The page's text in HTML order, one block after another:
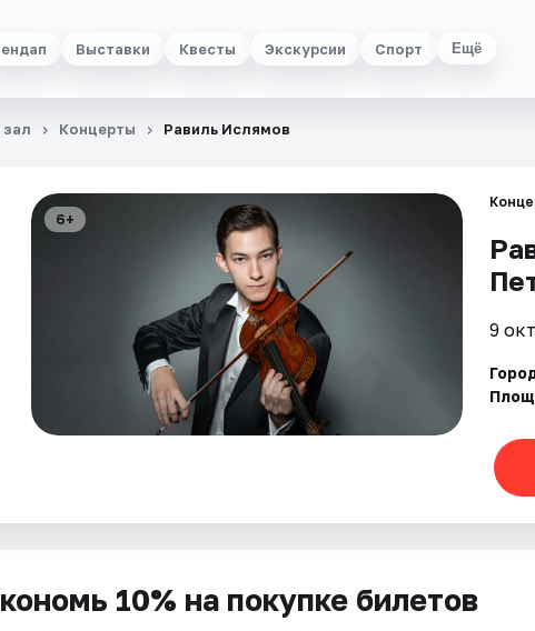
Выставки Квесты Экскурсии Спорт Ещё
Концерты Равиль Ислямов
6+
9
10% на покупке билетов